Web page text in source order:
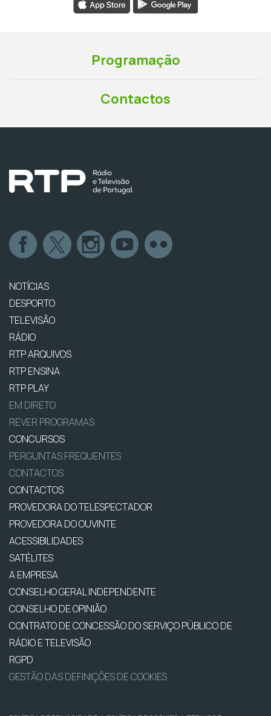
Programação
Contactos
NOTÍCIAS
DESPORTO
TELEVISÃO
RÁDIO
RTP ARQUIVOS
RTP ENSINA
RTP PLAY
EM DIRETO
REVER PROGRAMAS
CONCURSOS
PERGUNTAS FREQUENTES
CONTACTOS
CONTACTOS
PROVEDORA DO TELESPECTADOR
PROVEDORA DO OUVINTE
ACESSIBILIDADES
SATÉLITES
A EMPRESA
CONSELHO GERAL INDEPENDENTE
CONSELHO DE OPINIÃO
CONTRATO DE CONCESSÃO DO SERVIÇO PÚBLICO DE
RÁDIO E TELEVISÃO
RGPD
GESTÃO DAS DEFINIÇÕES DE COOKIES